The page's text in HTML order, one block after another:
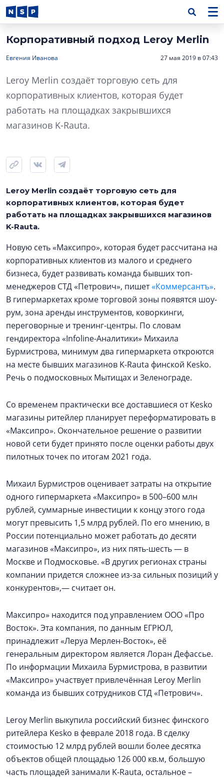
Корпоративный подход Leroy Merlin
Евгения Иванова 27 мая 2019 в 07:43
Leroy Merlin создаёт торговую сеть для
корпоративных клиентов, которая будет
работать на площадках закрывшихся
магазинов K-Rauta.
Leroy Merlin создаёт торговую сеть для
корпоративных клиентов, которая будет
работать на площадках закрывшихся магазинов
K-Rauta.
Новую сеть «Максипро», которая будет рассчитана на
корпоративных клиентов из малого и среднего
бизнеса, будет развивать команда бывших топ-
менеджеров СТД «Петрович», пишет«Коммерсантъ».
В гипермаркетах кроме торговой зоны появятся шоу-
рум, зона аренды инструментов, коворкинги,
переговорные и тренинг-центры. По словам
гендиректора «Infoline-Аналитики» Михаила
Бурмистрова, минимум два гипермаркета откроются
на месте бывших магазинов K-Rauta финской Kesko.
Речь о подмосковных Мытищах и Зеленограде.
Со временем практически все доставшиеся от Kesko
магазины ритейлер планирует переформатировать в
«Максипро». Окончательное решение о развитии
новой сети будет принято после оценки работы двух
пилотных точек по итогам 2021 года.
Михаил Бурмистров оценивает затраты на открытие
одного гипермаркета «Максипро» в 500–600 млн
рублей, суммарные инвестиции к концу этого года
могут превысить 1,5 млрд рублей. По его мнению, в
России потенциально может работать до десяти
магазинов «Максипро», из них пять-шесть — в
Москве и Подмосковье. «В других регионах страны
компании придется сложнее из-за сильных позиций у
конкурентов»,— считает он.
Максипро» находится под управлением ООО «Про
Восток». Эта компания, по данным ЕГРЮЛ,
принадлежит «Леруа Мерлен-Восток», её
генеральным директором является Лоран Дефассье.
По информации Михаила Бурмистрова, в развитии
«Максипро» участвует привлечённая Leroy Merlin
команда из бывших сотрудников СТД «Петрович».
Leroy Merlin выкупила российский бизнес финского
ритейлера Kesko в феврале 2018 года. В сделку
стоимостью 12 млрд рублей вошли более десятка
объектов общей площадью 126 000 кв.м, большую
часть площадей занимали K-Rauta, остальное –